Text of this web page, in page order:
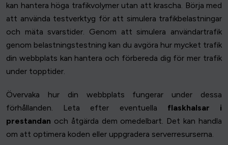
kan hantera höga trafikvolymer utan att krascha. Börja med
att använda testverktyg för att simulera trafikbelastningar
och mäta svarstider. Genom att simulera användartrafik
genom belastningstestning kan du avgöra hur mycket trafik
din webbplats kan hantera och förbereda dig för mer trafik
under topptider.
Övervaka hur din webbplats fungerar under dessa
förhållanden. Leta efter eventuella flaskhalsar i
prestandan och åtgärda dem omedelbart. Det kan handla
om att optimera koden eller uppgradera serverresurserna.